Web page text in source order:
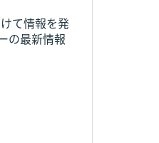
て情報を発
の最新情報